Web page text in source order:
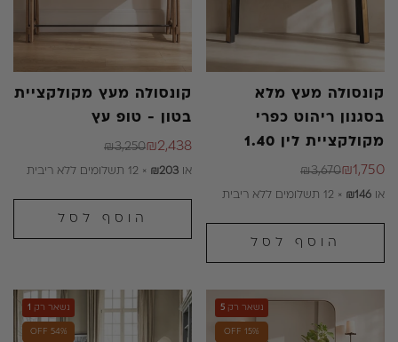
קונסולה מעץ מלא
בסגנון ריהוט כפרי
מקולקציית לין 1.40
מחיר
מבצע
₪1,750
מחיר
רגיל
₪3,670
או ₪146 × 12 תשלומים ללא ריבית
הוסף לסל
קונסולה מעץ מקולקציית
בטון - טופ עץ
מחיר
מבצע
₪2,438
מחיר
רגיל
₪3,250
או ₪203 × 12 תשלומים ללא ריבית
הוסף לסל
נשאר רק5
15% OFF
נשאר רק 1
54% OFF